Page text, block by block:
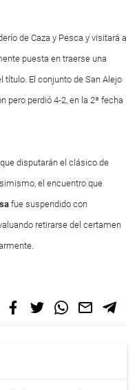
de Caza y Pesca y visitará a
puesta en traerse una
título. El conjunto de San Alejo
pero perdió 4-2, en la 2ª fecha
que disputarán el clásico de
el encuentro que
fue suspendido con
retirarse del certamen